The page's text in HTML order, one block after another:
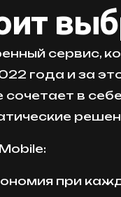
сервис,
года и за
сочетает в
при